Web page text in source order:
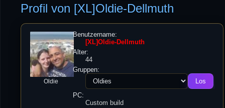
Profil von [XL]Oldie-Dellmuth
Oldie
Benutzername:
[XL]Oldie-Dellmuth
Alter:
44
Gruppen:
PC:
Custom build